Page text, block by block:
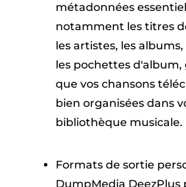
métadonnées
notamment les titres
les artistes, les
les pochettes d'album,
que vos chansons
bien organisées dans
bibliothèque musicale.
Formats de sortie
DumpMedia DeezPlus